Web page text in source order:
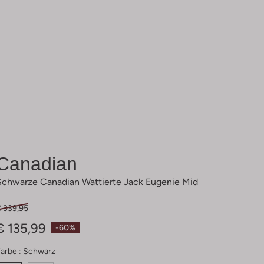
Canadian Wattierte Jack Eugenie Mid
-60%
339,95
135,99
: Schwarz